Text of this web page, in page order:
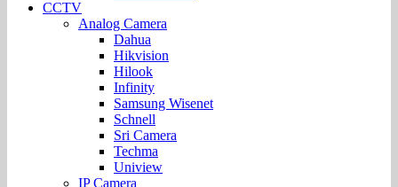
CCTV
Analog Camera
Dahua
Hikvision
Hilook
Infinity
Samsung Wisenet
Schnell
Sri Camera
Techma
Uniview
IP Camera